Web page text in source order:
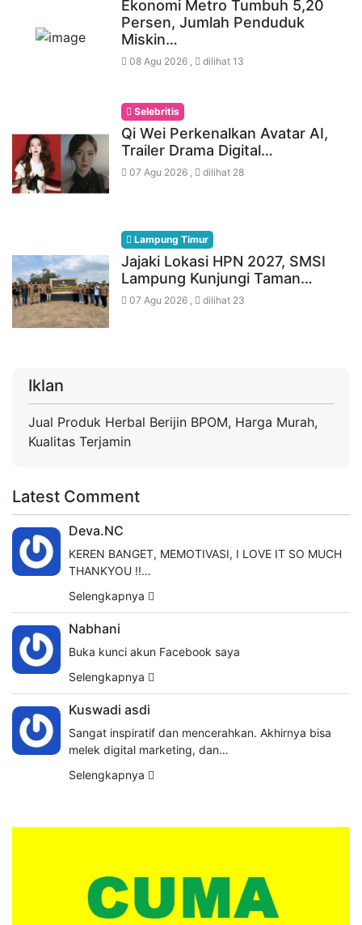
Ekonomi Metro Tumbuh 5,20
Persen, Jumlah Penduduk
Miskin…
08 Agu 2026 , dilihat 13
Selebritis
Qi Wei Perkenalkan Avatar AI,
Trailer Drama Digital…
07 Agu 2026 , dilihat 28
Lampung Timur
Jajaki Lokasi HPN 2027, SMSI
Lampung Kunjungi Taman…
07 Agu 2026 , dilihat 23
Iklan
Jual Produk Herbal Berijin BPOM, Harga Murah,
Kualitas Terjamin
Latest Comment
Deva.NC
KEREN BANGET, MEMOTIVASI, I LOVE IT SO MUCH
THANKYOU !!…
Selengkapnya
Nabhani
Buka kunci akun Facebook saya
Selengkapnya
Kuswadi asdi
Sangat inspiratif dan mencerahkan. Akhirnya bisa
melek digital marketing, dan…
Selengkapnya